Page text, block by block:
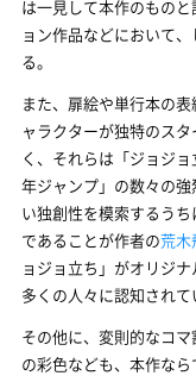
は一見して本作のもの
ョン作品などにおいて
る。
また、扉絵や単行本の
ャラクターが独特のス
く、それらは「ジョジ
年ジャンプ」の数々の
い独創性を模索するう
であることが作者の荒木
ョジョ立ち」がオリジ
多くの人々に認知されて
その他に、変則的なコ
の彩色なども、本作なら